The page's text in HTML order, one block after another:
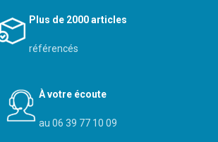
Plus de 2000 articles
référencés
À votre écoute
au 06 39 77 10 09